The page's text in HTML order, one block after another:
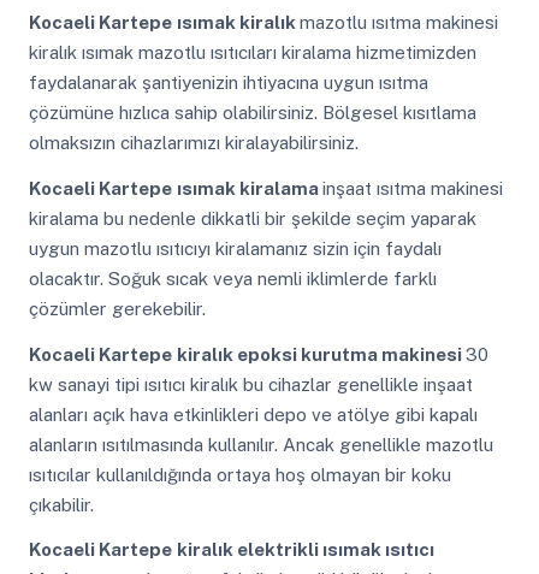
Kocaeli Kartepe ısımak kiralık mazotlu ısıtma makinesi
kiralık ısımak mazotlu ısıtıcıları kiralama hizmetimizden
faydalanarak şantiyenizin ihtiyacına uygun ısıtma
çözümüne hızlıca sahip olabilirsiniz. Bölgesel kısıtlama
olmaksızın cihazlarımızı kiralayabilirsiniz.
Kocaeli Kartepe ısımak kiralamainşaat ısıtma makinesi
kiralama bu nedenle dikkatli bir şekilde seçim yaparak
uygun mazotlu ısıtıcıyı kiralamanız sizin için faydalı
olacaktır. Soğuk sıcak veya nemli iklimlerde farklı
çözümler gerekebilir.
Kocaeli Kartepe kiralık epoksi kurutma makinesi30
kw sanayi tipi ısıtıcı kiralık bu cihazlar genellikle inşaat
alanları açık hava etkinlikleri depo ve atölye gibi kapalı
alanların ısıtılmasında kullanılır. Ancak genellikle mazotlu
ısıtıcılar kullanıldığında ortaya hoş olmayan bir koku
çıkabilir.
Kocaeli Kartepe kiralık elektrikli ısımak ısıtıcı